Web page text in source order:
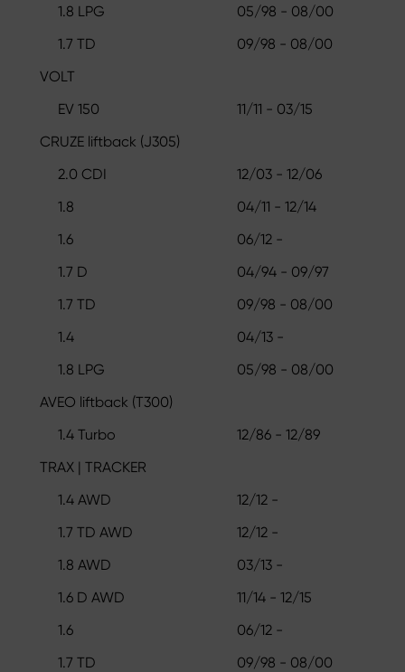
1.8 LPG
05/98 - 08/00
1.7 TD
09/98 - 08/00
VOLT
EV 150
11/11 - 03/15
CRUZE liftback (J305)
2.0 CDI
12/03 - 12/06
1.8
04/11 - 12/14
1.6
06/12 -
1.7 D
04/94 - 09/97
1.7 TD
09/98 - 08/00
1.4
04/13 -
1.8 LPG
05/98 - 08/00
AVEO liftback (T300)
1.4 Turbo
12/86 - 12/89
TRAX | TRACKER
1.4 AWD
12/12 -
1.7 TD AWD
12/12 -
1.8 AWD
03/13 -
1.6 D AWD
11/14 - 12/15
1.6
06/12 -
1.7 TD
09/98 - 08/00